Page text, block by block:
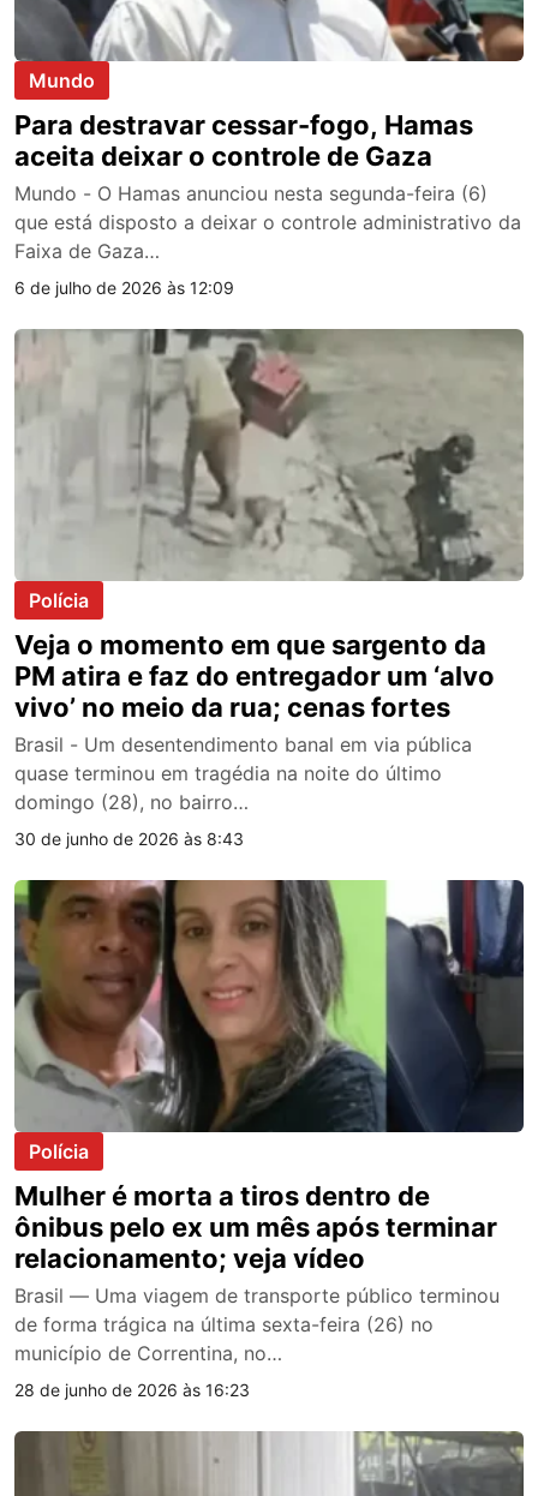
Mundo
Para destravar cessar-fogo, Hamas
aceita deixar o controle de Gaza
Mundo - O Hamas anunciou nesta segunda-feira (6)
que está disposto a deixar o controle administrativo da
Faixa de Gaza…
6 de julho de 2026 às 12:09
Polícia
Veja o momento em que sargento da
PM atira e faz do entregador um ‘alvo
vivo’ no meio da rua; cenas fortes
Brasil - Um desentendimento banal em via pública
quase terminou em tragédia na noite do último
domingo (28), no bairro…
30 de junho de 2026 às 8:43
Polícia
Mulher é morta a tiros dentro de
ônibus pelo ex um mês após terminar
relacionamento; veja vídeo
Brasil — Uma viagem de transporte público terminou
de forma trágica na última sexta-feira (26) no
município de Correntina, no…
28 de junho de 2026 às 16:23